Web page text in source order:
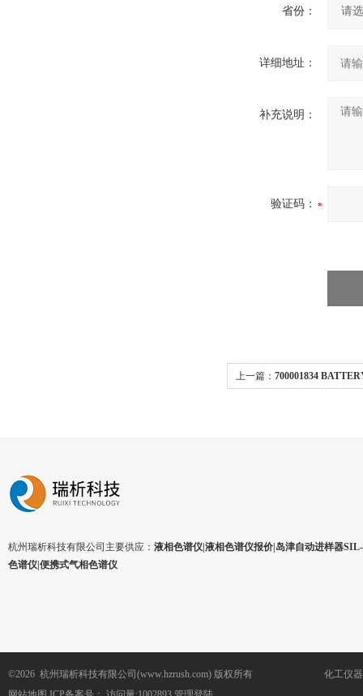
省份：
详细地址：
补充说明：
验证码：
上一篇： 700001834
杭州瑞析科技有限公司主要供应： 液相色谱仪|液相色谱仪报价|岛津自动进样器
色谱仪|便携式气相色谱仪
©2026 杭州瑞析科技有限公司(www.hzrush.com) 版权所有
化工仪